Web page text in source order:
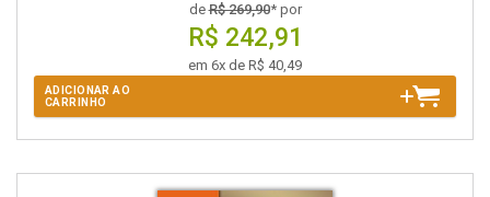
deR$ 269,90* por
R$ 242,91
em 6x de R$ 40,49
ADICIONAR AO
CARRINHO